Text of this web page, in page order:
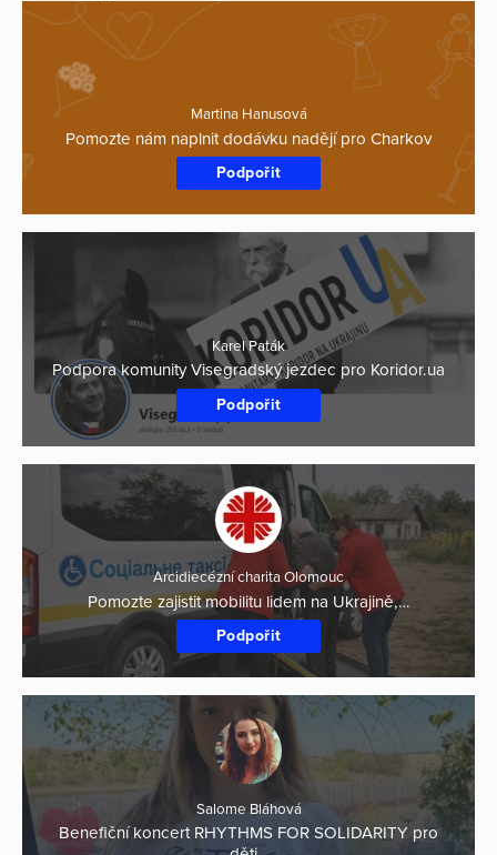
Martina Hanusová
Pomozte nám naplnit dodávku nadějí pro Charkov
Podpořit
Karel Paták
Podpora komunity Visegradský jezdec pro Koridor.ua
Podpořit
Arcidiecézní charita Olomouc
Pomozte zajistit mobilitu lidem na Ukrajině,…
Podpořit
Salome Bláhová
Benefiční koncert RHYTHMS FOR SOLIDARITY pro